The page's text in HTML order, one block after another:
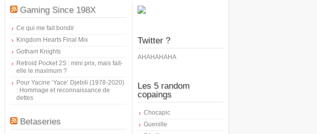
Gaming Since 198X
Ce qui me fait bondir
Kingdom Hearts Final Mix
Gotham Knights
Retroid Pocket 2S : mini prix, mais fait-
elle le maximum ?
Pour Yacine ‘Yace’ Djebili (1978-2020)
: Hommage et reconnaissance de
dettes
Betaseries
Twitter ?
AHAHAHAHA
Les 5 random
copaings
Chocapic
Guenille